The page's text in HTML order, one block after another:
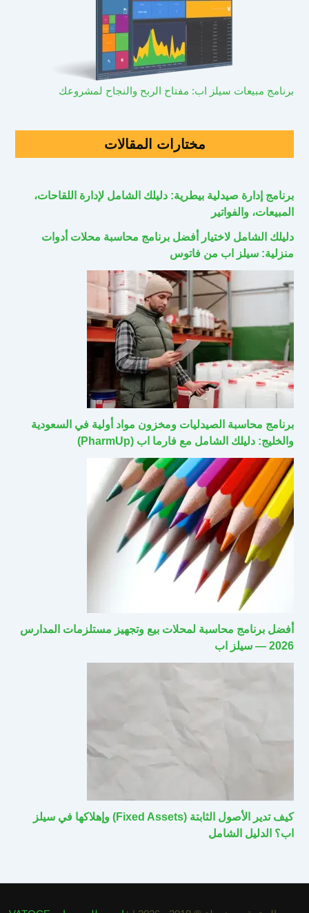
برنامج مبيعات سيلز اب: مفتاح الربح والنجاح لمشروعك
مختارات المقالات
برنامج إدارة صيدلية بيطرية: دليلك الشامل لإدارة اللقاحات،
المبيعات، والفواتير
دليلك الشامل لاختيار أفضل برنامج محاسبة محلات أدوات
منزلية: سيلز اب من فاتوس
برنامج محاسبة الصيدليات ومخزون مواد أولية في السعودية
والخليج: دليلك الشامل مع فارما اب (PharmUp)
أفضل برنامج محاسبة لمحلات بيع وتجهيز مستلزمات المدارس
2026 — سيلز اب
كيف تدير الأصول الثابتة (Fixed Assets) وإهلاكها في سيلز
اب؟ الدليل الشامل